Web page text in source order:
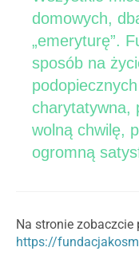
domowych,
„emeryturę”.
sposób na
charytatywna,
wolną chwilę,
ogromną
Na stronie
https://